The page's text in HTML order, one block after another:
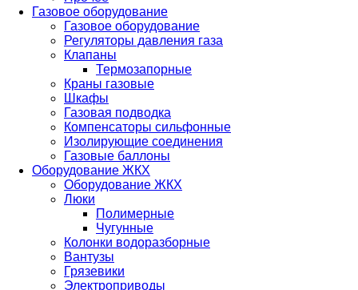
Газовое оборудование
Газовое оборудование
Регуляторы давления газа
Клапаны
Термозапорные
Краны газовые
Шкафы
Газовая подводка
Компенсаторы сильфонные
Изолирующие соединения
Газовые баллоны
Оборудование ЖКХ
Оборудование ЖКХ
Люки
Полимерные
Чугунные
Колонки водоразборные
Вантузы
Грязевики
Электроприводы